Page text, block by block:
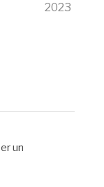
2023
un